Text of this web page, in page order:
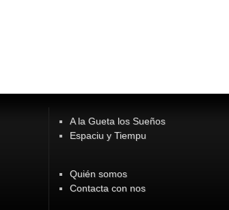
A la Gueta los Sueños
Espaciu y Tiempu
Quién somos
Contacta con nos